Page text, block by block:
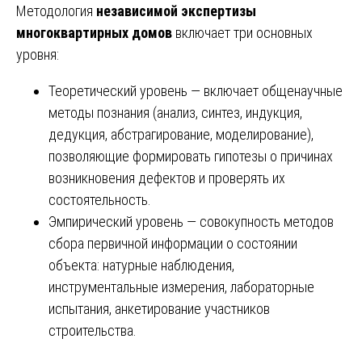
Методология независимой экспертизы
многоквартирных домов включает три основных
уровня:
Теоретический уровень — включает общенаучные
методы познания (анализ, синтез, индукция,
дедукция, абстрагирование, моделирование),
позволяющие формировать гипотезы о причинах
возникновения дефектов и проверять их
состоятельность.
Эмпирический уровень — совокупность методов
сбора первичной информации о состоянии
объекта: натурные наблюдения,
инструментальные измерения, лабораторные
испытания, анкетирование участников
строительства.